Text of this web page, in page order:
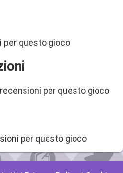
per questo gioco
per questo gioco
per questo gioco